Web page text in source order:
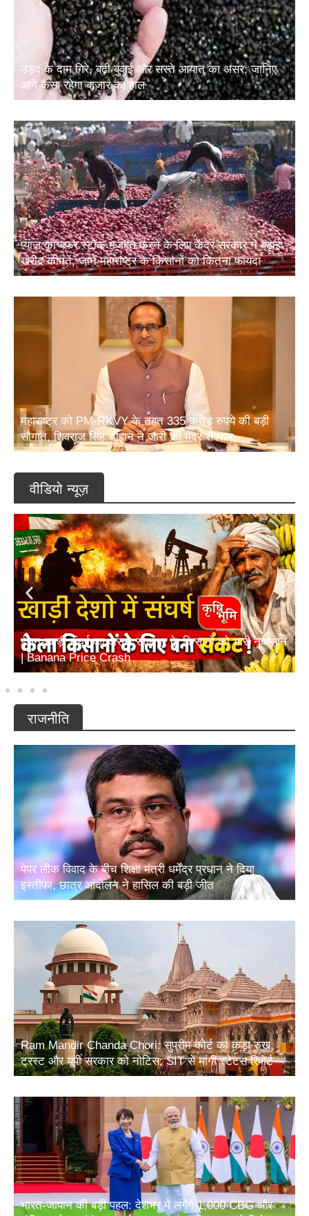
उड़द के दाम गिरे, बढ़ी बुवाई और सस्ते आयात का असर; जानिए
आगे कैसा रहेगा बाजार का हाल
प्याज का बफर स्टॉक मजबूत करने के लिए केंद्र सरकार ने बढ़ाई
खरीद कीमतें, जानें महाराष्ट्र के किसानों को कितना फायदा
महाराष्ट्र को PM-RKVY के तहत 335 करोड़ रुपये की बड़ी
सौगात, शिवराज सिंह चौहान ने जारी की मदर सैंक्शन
वीडियो न्यूज़
ईरान-खाड़ी संघर्ष का असर! सोलापुर के किसानों को भारी नुकसान
| Banana Price Crash
राजनीति
पेपर लीक विवाद के बीच शिक्षा मंत्री धर्मेंद्र प्रधान ने दिया
इस्तीफा, छात्र आंदोलन ने हासिल की बड़ी जीत
Ram Mandir Chanda Chori: सुप्रीम कोर्ट का कड़ा रुख,
ट्रस्ट और यूपी सरकार को नोटिस; SIT से मांगी स्टेटस रिपोर्ट
भारत-जापान की बड़ी पहल: देशभर में लगेंगे 1,000 CBG और
जैविक उर्वरक संयंत्र, ऊर्जा सुरक्षा और ग्रामीण आय को मिलेगा